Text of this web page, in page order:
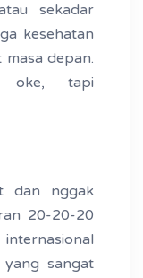
sekadar
kesehatan
depan.
oke, tapi
dan nggak
20-20-20
yang sangat